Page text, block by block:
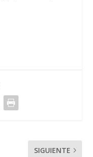
SIGUIENTE